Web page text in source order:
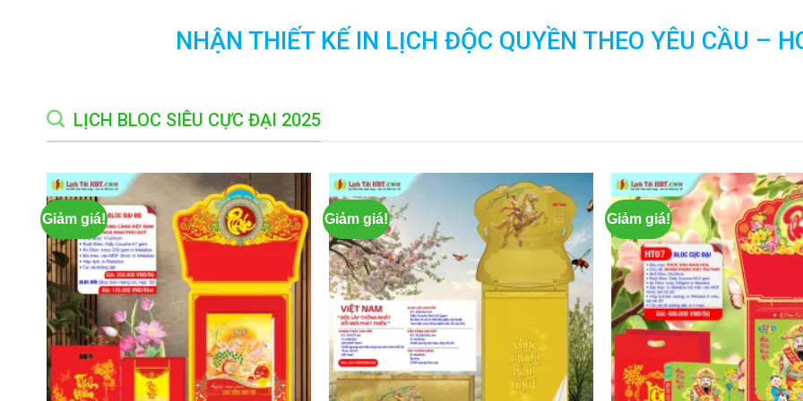
NHẬN THIẾT KẾ IN LỊCH ĐỘC QUYỀN THEO YÊU CẦU –
LỊCH BLOC SIÊU CỰC ĐẠI 2025
Giảm giá!
Add to
wishlist
Giảm giá!
Add to
wishlist
Giảm giá!